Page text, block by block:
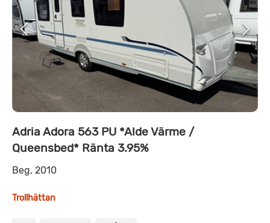
Adria Adora 563 PU *Alde Värme /
Queensbed* Ränta 3.95%
Beg, 2010
Trollhättan